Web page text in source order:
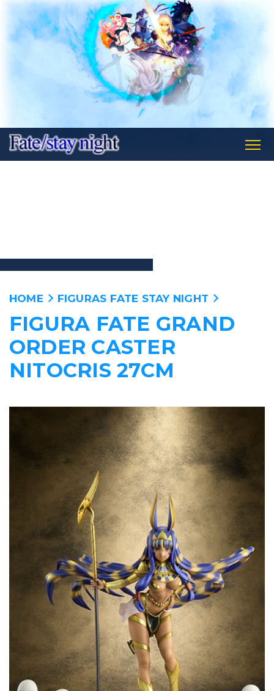
ANIME
PELICULAS
PERSONAJES
WALLPAPERS
TIENDA
CONTACTO
HOME FIGURAS FATE STAY NIGHT
FIGURA FATE GRAND
ORDER CASTER
NITOCRIS 27CM